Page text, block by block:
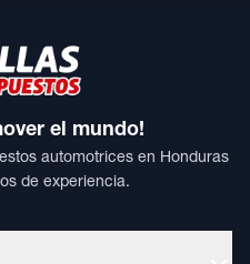
el mundo!
automotrices en Honduras
de experiencia.